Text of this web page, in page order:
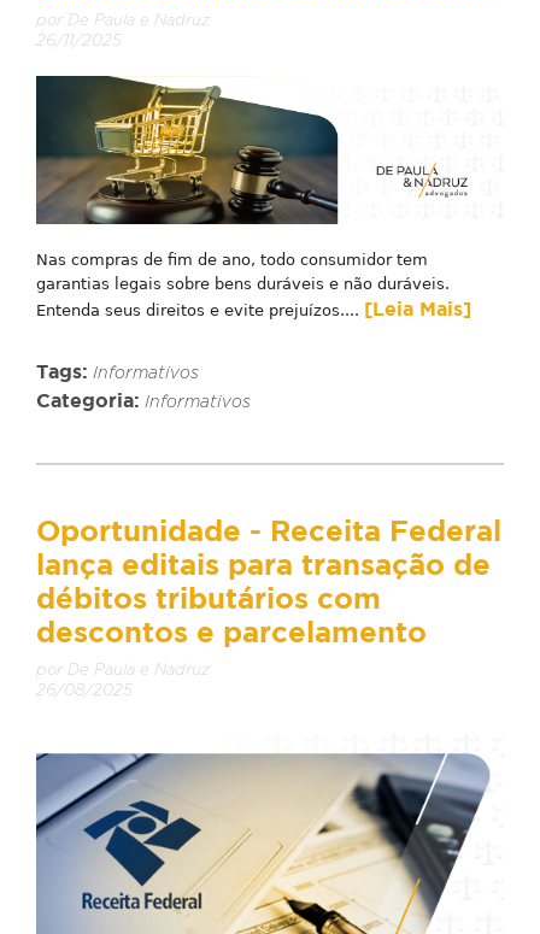
por De Paula e Nadruz
26/11/2025
Nas compras de fim de ano, todo consumidor tem
garantias legais sobre bens duráveis e não duráveis.
Entenda seus direitos e evite prejuízos.... [Leia Mais]
Tags: Informativos
Categoria: Informativos
Oportunidade - Receita Federal
lança editais para transação de
débitos tributários com
descontos e parcelamento
por De Paula e Nadruz
26/08/2025